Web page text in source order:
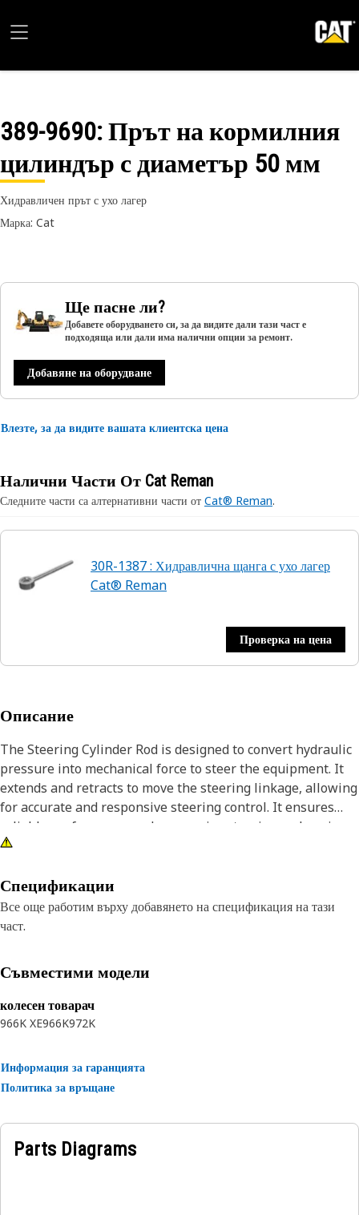
389-9690: Прът на кормилния
цилиндър с диаметър 50 мм
Хидравличен прът с ухо лагер
Марка: Cat
Ще пасне ли?
Добавете оборудването си, за да видите дали тази част е
подходяща или дали има налични опции за ремонт.
Добавяне на оборудване
Влезте, за да видите вашата клиентска цена
Налични Части От Cat Reman
Следните части са алтернативни части от Cat® Reman.
30R-1387 : Хидравлична щанга с ухо лагер
Cat® Reman
Проверка на цена
Описание
The Steering Cylinder Rod is designed to convert hydraulic
pressure into mechanical force to steer the equipment. It
extends and retracts to move the steering linkage, allowing
for accurate and responsive steering control. It ensures
reliable performance and responsive steering, enhancing
the safety and maneuverability of the equipment.
Attributes:
• Facilitates accurate linear movement of the steering
mechanism.
Applications:
The Steering Cylinder Rod is located within the steering
tracks in the equipment.
Спецификации
Все още работим върху добавянето на спецификация на тази
част.
Съвместими модели
колесен товарач
966K XE966K972K
Информация за гаранцията
Политика за връщане
Parts Diagrams